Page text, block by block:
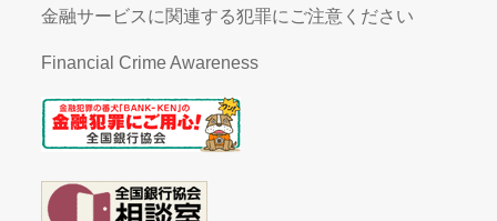
金融サービスに関連する犯罪にご注意ください
Financial Crime Awareness